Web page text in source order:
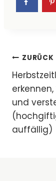
ZURÜCK
und
auffällig)